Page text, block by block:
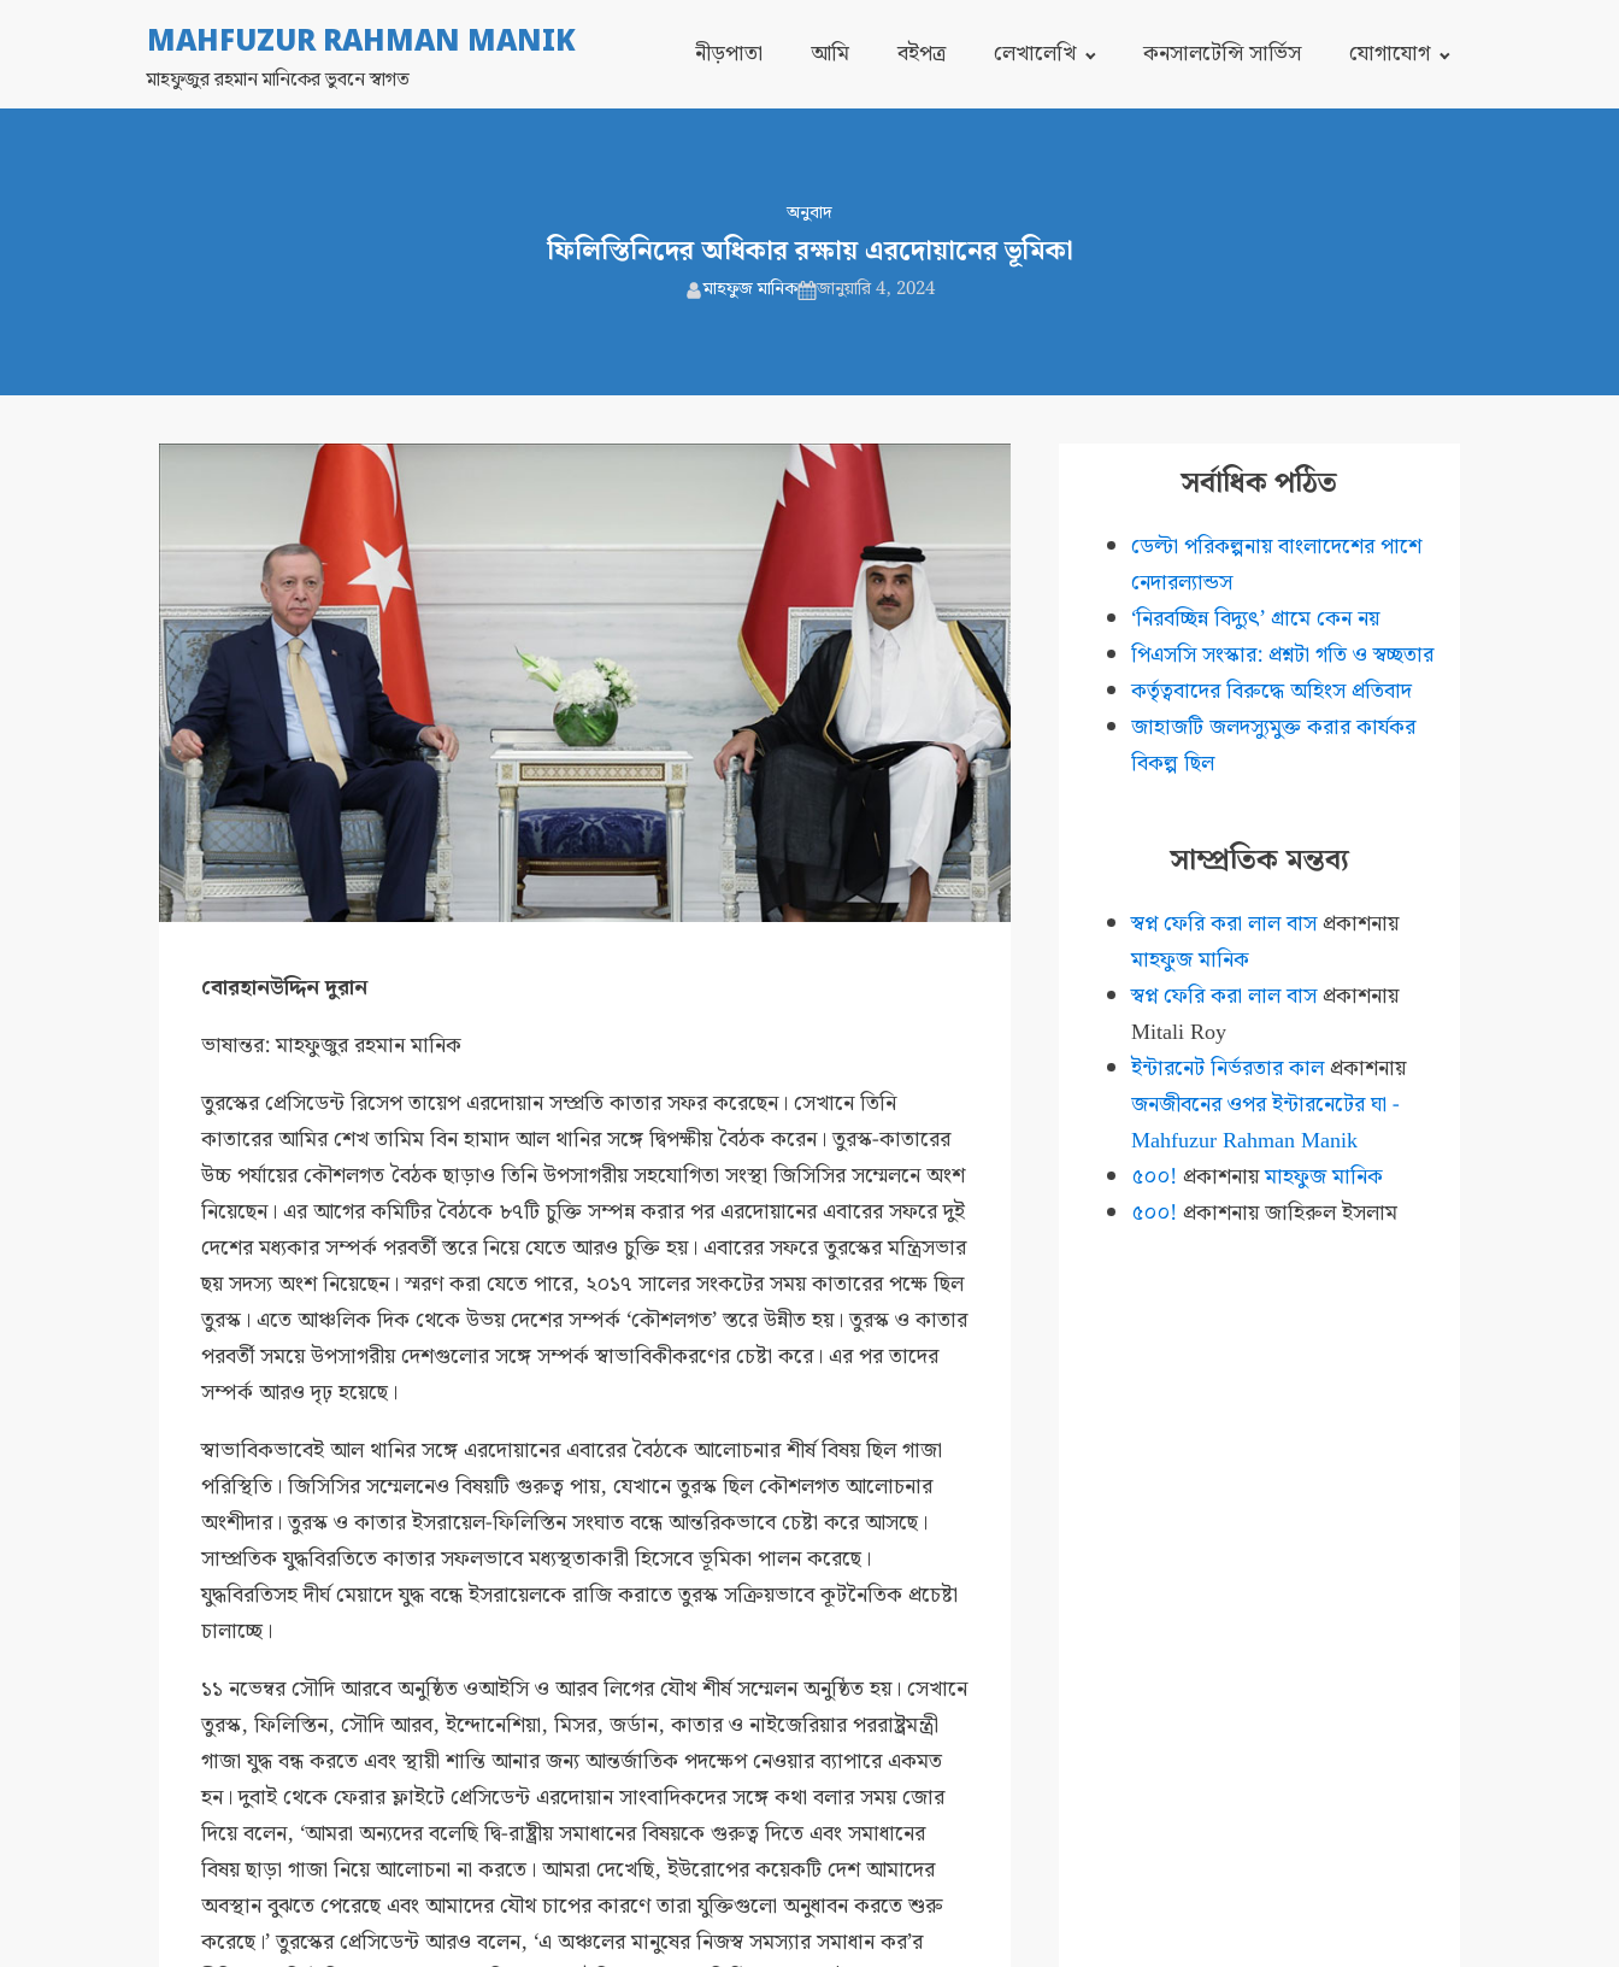
MAHFUZUR RAHMAN MANIK
মাহফুজুর রহমান মানিকের ভুবনে স্বাগত
নীড়পাতা আমি বইপত্র লেখালেখি কনসালটেন্সি সার্ভিস যোগাযোগ
অনুবাদ
ফিলিস্তিনিদের অধিকার রক্ষায় এরদোয়ানের ভূমিকা
মাহফুজ মানিক জানুয়ারি 4, 2024
বোরহানউদ্দিন দুরান
ভাষান্তর: মাহফুজুর রহমান মানিক
তুরস্কের প্রেসিডেন্ট রিসেপ তায়েপ এরদোয়ান সম্প্রতি কাতার সফর করেছেন। সেখানে তিনি
কাতারের আমির শেখ তামিম বিন হামাদ আল থানির সঙ্গে দ্বিপক্ষীয় বৈঠক করেন। তুরস্ক-কাতারের
উচ্চ পর্যায়ের কৌশলগত বৈঠক ছাড়াও তিনি উপসাগরীয় সহযোগিতা সংস্থা জিসিসির সম্মেলনে অংশ
নিয়েছেন। এর আগের কমিটির বৈঠকে ৮৭টি চুক্তি সম্পন্ন করার পর এরদোয়ানের এবারের সফরে দুই
দেশের মধ্যকার সম্পর্ক পরবর্তী স্তরে নিয়ে যেতে আরও চুক্তি হয়। এবারের সফরে তুরস্কের মন্ত্রিসভার
ছয় সদস্য অংশ নিয়েছেন। স্মরণ করা যেতে পারে, ২০১৭ সালের সংকটের সময় কাতারের পক্ষে ছিল
তুরস্ক। এতে আঞ্চলিক দিক থেকে উভয় দেশের সম্পর্ক ‘কৌশলগত’ স্তরে উন্নীত হয়। তুরস্ক ও কাতার
পরবর্তী সময়ে উপসাগরীয় দেশগুলোর সঙ্গে সম্পর্ক স্বাভাবিকীকরণের চেষ্টা করে। এর পর তাদের
সম্পর্ক আরও দৃঢ় হয়েছে।
স্বাভাবিকভাবেই আল থানির সঙ্গে এরদোয়ানের এবারের বৈঠকে আলোচনার শীর্ষ বিষয় ছিল গাজা
পরিস্থিতি। জিসিসির সম্মেলনেও বিষয়টি গুরুত্ব পায়, যেখানে তুরস্ক ছিল কৌশলগত আলোচনার
অংশীদার। তুরস্ক ও কাতার ইসরায়েল-ফিলিস্তিন সংঘাত বন্ধে আন্তরিকভাবে চেষ্টা করে আসছে।
সাম্প্রতিক যুদ্ধবিরতিতে কাতার সফলভাবে মধ্যস্থতাকারী হিসেবে ভূমিকা পালন করেছে।
যুদ্ধবিরতিসহ দীর্ঘ মেয়াদে যুদ্ধ বন্ধে ইসরায়েলকে রাজি করাতে তুরস্ক সক্রিয়ভাবে কূটনৈতিক প্রচেষ্টা
চালাচ্ছে।
১১ নভেম্বর সৌদি আরবে অনুষ্ঠিত ওআইসি ও আরব লিগের যৌথ শীর্ষ সম্মেলন অনুষ্ঠিত হয়। সেখানে
তুরস্ক, ফিলিস্তিন, সৌদি আরব, ইন্দোনেশিয়া, মিসর, জর্ডান, কাতার ও নাইজেরিয়ার পররাষ্ট্রমন্ত্রী
গাজা যুদ্ধ বন্ধ করতে এবং স্থায়ী শান্তি আনার জন্য আন্তর্জাতিক পদক্ষেপ নেওয়ার ব্যাপারে একমত
হন। দুবাই থেকে ফেরার ফ্লাইটে প্রেসিডেন্ট এরদোয়ান সাংবাদিকদের সঙ্গে কথা বলার সময় জোর
দিয়ে বলেন, ‘আমরা অন্যদের বলেছি দ্বি-রাষ্ট্রীয় সমাধানের বিষয়কে গুরুত্ব দিতে এবং সমাধানের
বিষয় ছাড়া গাজা নিয়ে আলোচনা না করতে। আমরা দেখেছি, ইউরোপের কয়েকটি দেশ আমাদের
অবস্থান বুঝতে পেরেছে এবং আমাদের যৌথ চাপের কারণে তারা যুক্তিগুলো অনুধাবন করতে শুরু
করেছে।’ তুরস্কের প্রেসিডেন্ট আরও বলেন, ‘এ অঞ্চলের মানুষের নিজস্ব সমস্যার সমাধান কর’র
সর্বাধিক পঠিত
ডেল্টা পরিকল্পনায় বাংলাদেশের পাশে
নেদারল্যান্ডস
‘নিরবচ্ছিন্ন বিদ্যুৎ’ গ্রামে কেন নয়
পিএসসি সংস্কার: প্রশ্নটা গতি ও স্বচ্ছতার
কর্তৃত্ববাদের বিরুদ্ধে অহিংস প্রতিবাদ
জাহাজটি জলদস্যুমুক্ত করার কার্যকর
বিকল্প ছিল
সাম্প্রতিক মন্তব্য
স্বপ্ন ফেরি করা লাল বাসপ্রকাশনায়
মাহফুজ মানিক
স্বপ্ন ফেরি করা লাল বাসপ্রকাশনায়
Mitali Roy
ইন্টারনেট নির্ভরতার কালপ্রকাশনায়
জনজীবনের ওপর ইন্টারনেটের ঘা -
Mahfuzur Rahman Manik
৫০০! প্রকাশনায়মাহফুজ মানিক
৫০০! প্রকাশনায়জাহিরুল ইসলাম